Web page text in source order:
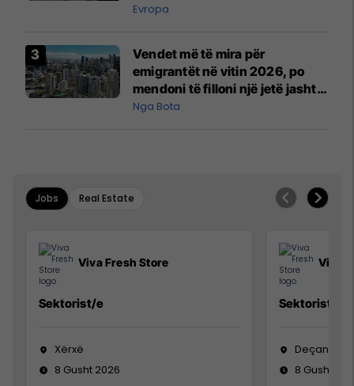
Evropa
Vendet më të mira për
emigrantët në vitin 2026, po
mendoni të filloni një jetë jashtë
vendit?
Nga Bota
Jobs Real Estate
Viva Fresh Store
Sektorist/e
Xërxë
8 Gusht 2026
Viva
Sektorist/e
Deçan
8 Gusht